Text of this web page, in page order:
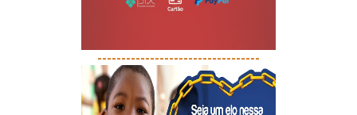
----------------------------------